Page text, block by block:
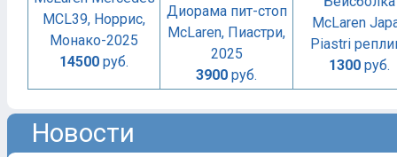
MCL39, Норрис,
Монако-2025
14500 руб.
Диорама пит-стоп
McLaren, Пиастри,
2025
3900 руб.
McLaren
Piastri
1300 руб.
Новости